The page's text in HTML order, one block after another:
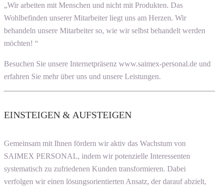
„Wir arbeiten mit Menschen und nicht mit Produkten. Das
Wohlbefinden unserer Mitarbeiter liegt uns am Herzen. Wir
behandeln unsere Mitarbeiter so, wie wir selbst behandelt werden
möchten! “
Besuchen Sie unsere Internetpräsenz www.saimex-personal.de und
erfahren Sie mehr über uns und unsere Leistungen.
EINSTEIGEN & AUFSTEIGEN
Gemeinsam mit Ihnen fördern wir aktiv das Wachstum von
SAIMEX PERSONAL, indem wir potenzielle Interessenten
systematisch zu zufriedenen Kunden transformieren. Dabei
verfolgen wir einen lösungsorientierten Ansatz, der darauf abzielt,